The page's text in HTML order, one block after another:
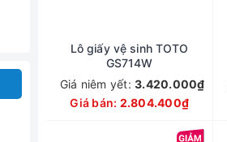
Lô giấy vệ sinh TOTO
GS714W
Giá niêm yết:3.420.000₫
Giá bán: 2.804.400₫